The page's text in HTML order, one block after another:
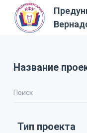
П
й
и
Название
Тип проекта